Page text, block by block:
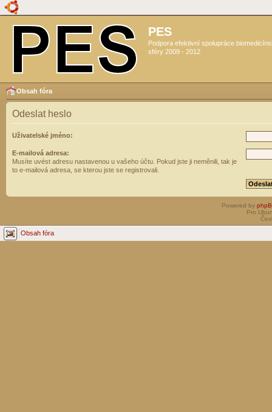
PES
Podpora efektivní spolupráce
sféry 2009 - 2012
Obsah fóra
Odeslat heslo
Uživatelské jméno:
E-mailová adresa:
Musíte uvést adresu nastavenou u vašeho účtu. Pokud jste ji neměnili, tak je
to e-mailová adresa, se kterou jste se registrovali.
Powered by
Pro
Obsah fóra